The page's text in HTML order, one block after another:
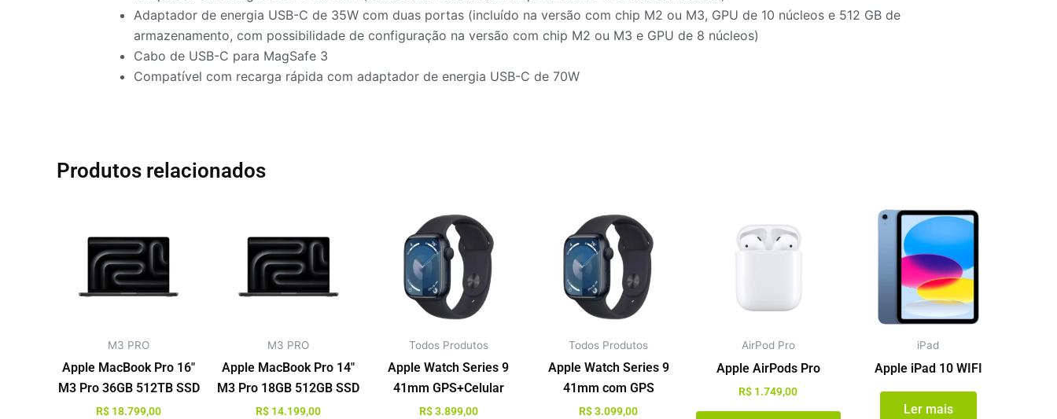
Adaptador de energia USB-C de 35W com duas portas (incluído na versão com chip M2 ou M3, GPU de 10 núcleos e 512 GB de
armazenamento, com possibilidade de configuração na versão com chip M2 ou M3 e GPU de 8 núcleos)
Cabo de USB-C para MagSafe 3
Compatível com recarga rápida com adaptador de energia USB-C de 70W
Produtos relacionados
M3 PRO
Apple MacBook Pro 16″
M3 Pro 36GB 512TB SSD
R$ 18.799,00
ser
escolhidas
M3 PRO
Apple MacBook Pro 14″
M3 Pro 18GB 512GB SSD
R$ 14.199,00
Todos Produtos
Apple Watch Series 9
41mm GPS+Celular
R$3.899,00
ser
escolhidas
Todos Produtos
Apple Watch Series 9
41mm com GPS
R$3.099,00
ser
AirPod Pro
Apple AirPods Pro
R$ 1.749,00
iPad
Apple iPad 10 WIFI
Ler mais